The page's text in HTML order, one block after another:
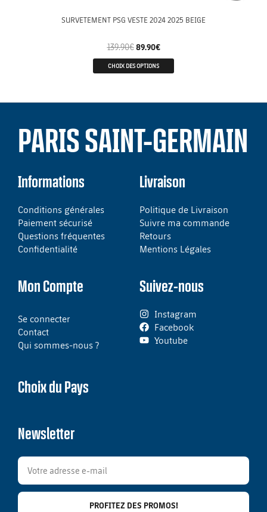
SURVETEMENT PSG VESTE 2024 2025 BEIGE
139.90€ 89.90€
CHOIX DES OPTIONS
PARIS SAINT-GERMAIN
Informations
Conditions générales
Paiement sécurisé
Questions fréquentes
Confidentialité
Livraison
Politique de Livraison
Suivre ma commande
Retours
Mentions Légales
Mon Compte
Se connecter
Contact
Qui sommes-nous ?
Suivez-nous
Instagram
Facebook
Youtube
Choix du Pays
Newsletter
PROFITEZ DES PROMOS!